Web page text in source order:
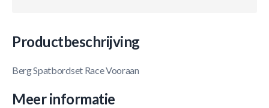
Productbeschrijving
Berg Spatbordset Race Vooraan
Meer informatie